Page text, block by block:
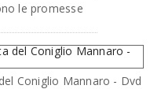
le promesse
Coniglio Mannaro - Dvd